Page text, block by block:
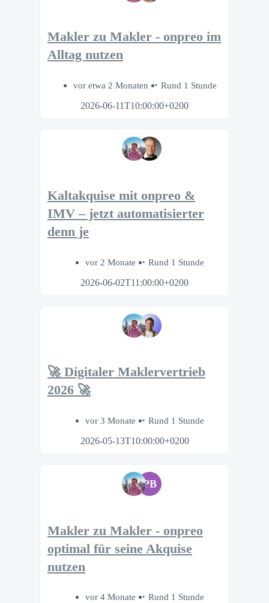
Makler zu Makler - onpreo im
Alltag nutzen
vor etwa 2 Monaten
Rund 1 Stunde
2026-06-11T10:00:00+0200
Kaltakquise mit onpreo &
IMV – jetzt automatisierter
denn je
vor 2 Monate
Rund 1 Stunde
2026-06-02T11:00:00+0200
🚀 Digitaler Maklervertrieb
2026 🚀
vor 3 Monate
Rund 1 Stunde
2026-05-13T10:00:00+0200
PB
Makler zu Makler - onpreo
optimal für seine Akquise
nutzen
vor 4 Monate
Rund 1 Stunde